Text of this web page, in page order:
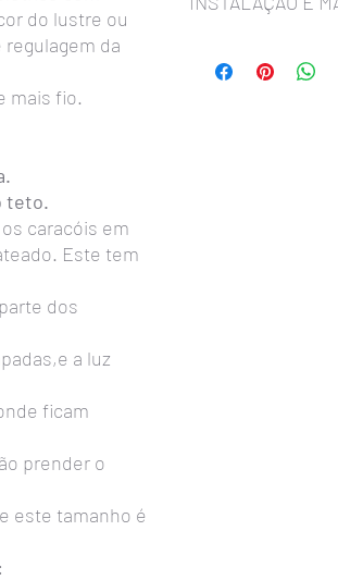
do lustre ou
da
mais fio.
teto.
caracóis em
Este tem
dos
a luz
ficam
prender o
este tamanho é
Primeiro passo: